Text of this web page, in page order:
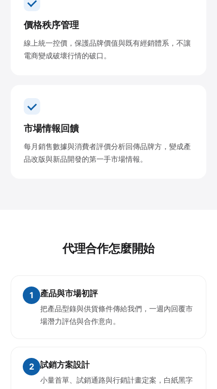
價格秩序管理
線上統一控價，保護品牌價值與既有經銷體系，不讓
電商變成破壞行情的破口。
市場情報回饋
每月銷售數據與消費者評價分析回傳品牌方，變成產
品改版與新品開發的第一手市場情報。
代理合作怎麼開始
產品與市場初評
把產品型錄與供貨條件傳給我們，一週內回覆市
場潛力評估與合作意向。
試銷方案設計
小量首單、試銷通路與行銷計畫定案，白紙黑字